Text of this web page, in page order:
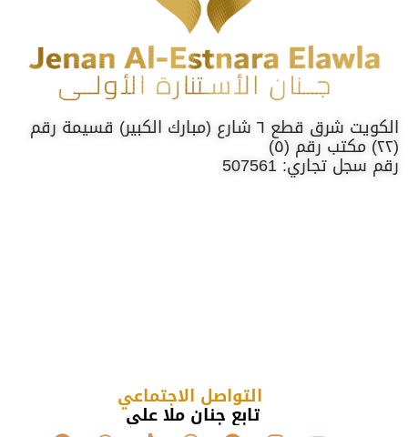
الكويت شرق قطع ٦ شارع (مبارك الكبير) قسيمة رقم
(٢٢) مكتب رقم (٥)
رقم سجل تجاري: 507561
التواصل الاجتماعي
تابع جنان ملا علي